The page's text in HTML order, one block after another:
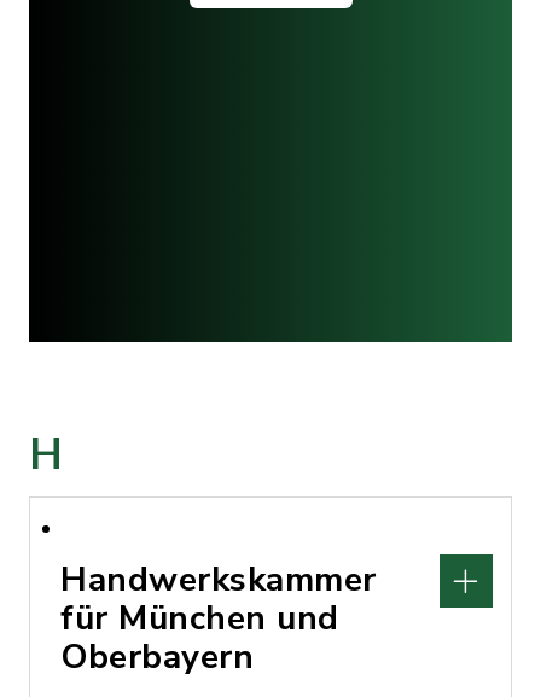
H
Handwerkskammer
für München und
Oberbayern